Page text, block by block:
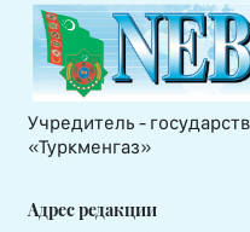
Учредитель -
«Туркменгаз»
Адрес редакции